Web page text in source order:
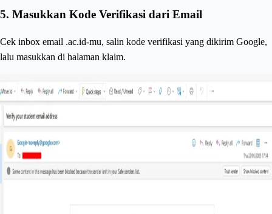
5. Masukkan Kode Verifikasi dari Email
Cek inbox email .ac.id-mu, salin kode verifikasi yang dikirim Google,
lalu masukkan di halaman klaim.